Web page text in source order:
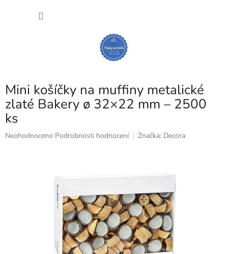
Mini košíčky na muffiny metalické
zlaté Bakery ø 32×22 mm – 2500
ks
Průměrné
Neohodnoceno Podrobnosti hodnocení Značka: Decora